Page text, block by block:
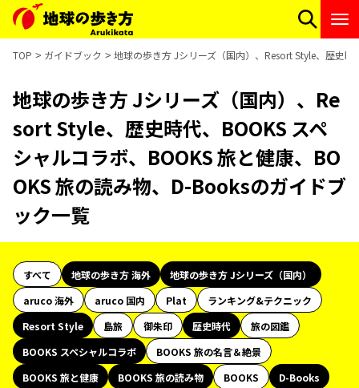
TOP ガイドブック 地球の歩き方 Jシリーズ（国内）、Resort Style、歴史
地球の歩き方 Jシリーズ（国内）、Re
sort Style、歴史時代、BOOKS スペ
シャルコラボ、BOOKS 旅と健康、BO
OKS 旅の読み物、D-Booksのガイドブ
ック一覧
すべて 地球の歩き方 海外
地球の歩き方 Jシリーズ（国内）
aruco 海外
aruco 国内 Plat
ランキング&テクニック
Resort Style
島旅 御朱印 歴史時代
旅の図鑑
BOOKS スペシャルコラボ
BOOKS 旅の名言＆絶景
BOOKS 旅と健康
BOOKS 旅の読み物 BOOKS
D-Books